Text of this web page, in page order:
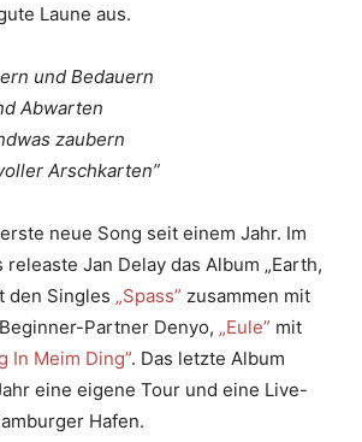
Laune aus.
und Bedauern
Abwarten
zaubern
Arschkarten”
neue Song seit einem Jahr. Im
Jan Delay das Album „Earth,
den Singles „Spass” zusammen mit
Partner Denyo, „Eule” mit
In Meim Ding”. Das letzte Album
eine eigene Tour und eine Live-
Hafen.